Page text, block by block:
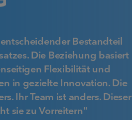
Bestandteil
Die Beziehung basiert
Flexibilität und
in gezielte Innovation. Die
Ihr Team ist anders. Dieser
sie zu Vorreitern"